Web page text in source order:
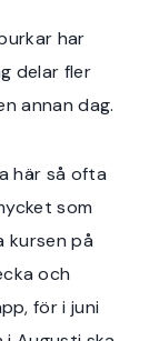
har
delar fler
annan dag.
här så ofta
som
kursen på
och
för i juni